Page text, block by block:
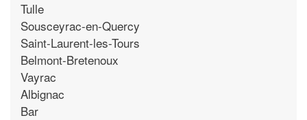
Tulle
Sousceyrac-en-Quercy
Saint-Laurent-les-Tours
Belmont-Bretenoux
Vayrac
Albignac
Bar